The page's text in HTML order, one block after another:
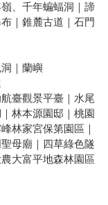
、千年蝙蝠洞｜諦
｜錐麓古道｜石門
｜蘭嶼
臺觀景平臺｜水尾
林本源園邸｜桃園
林家宮保第園區｜
母廟｜四草綠色隧
大富平地森林園區